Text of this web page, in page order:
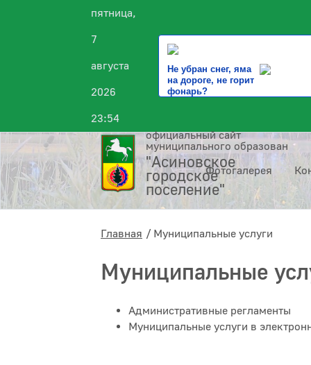
пятница,
7
августа
2026
23:54
Не убран снег, яма
на дороге, не горит
фонарь?
официальный сайт
муниципального образования
"Асиновское
городское
поселение"
Фотогалерея
Главная Муниципальные услуги
Муниципальные
Административные регламенты
Муниципальные услуги в